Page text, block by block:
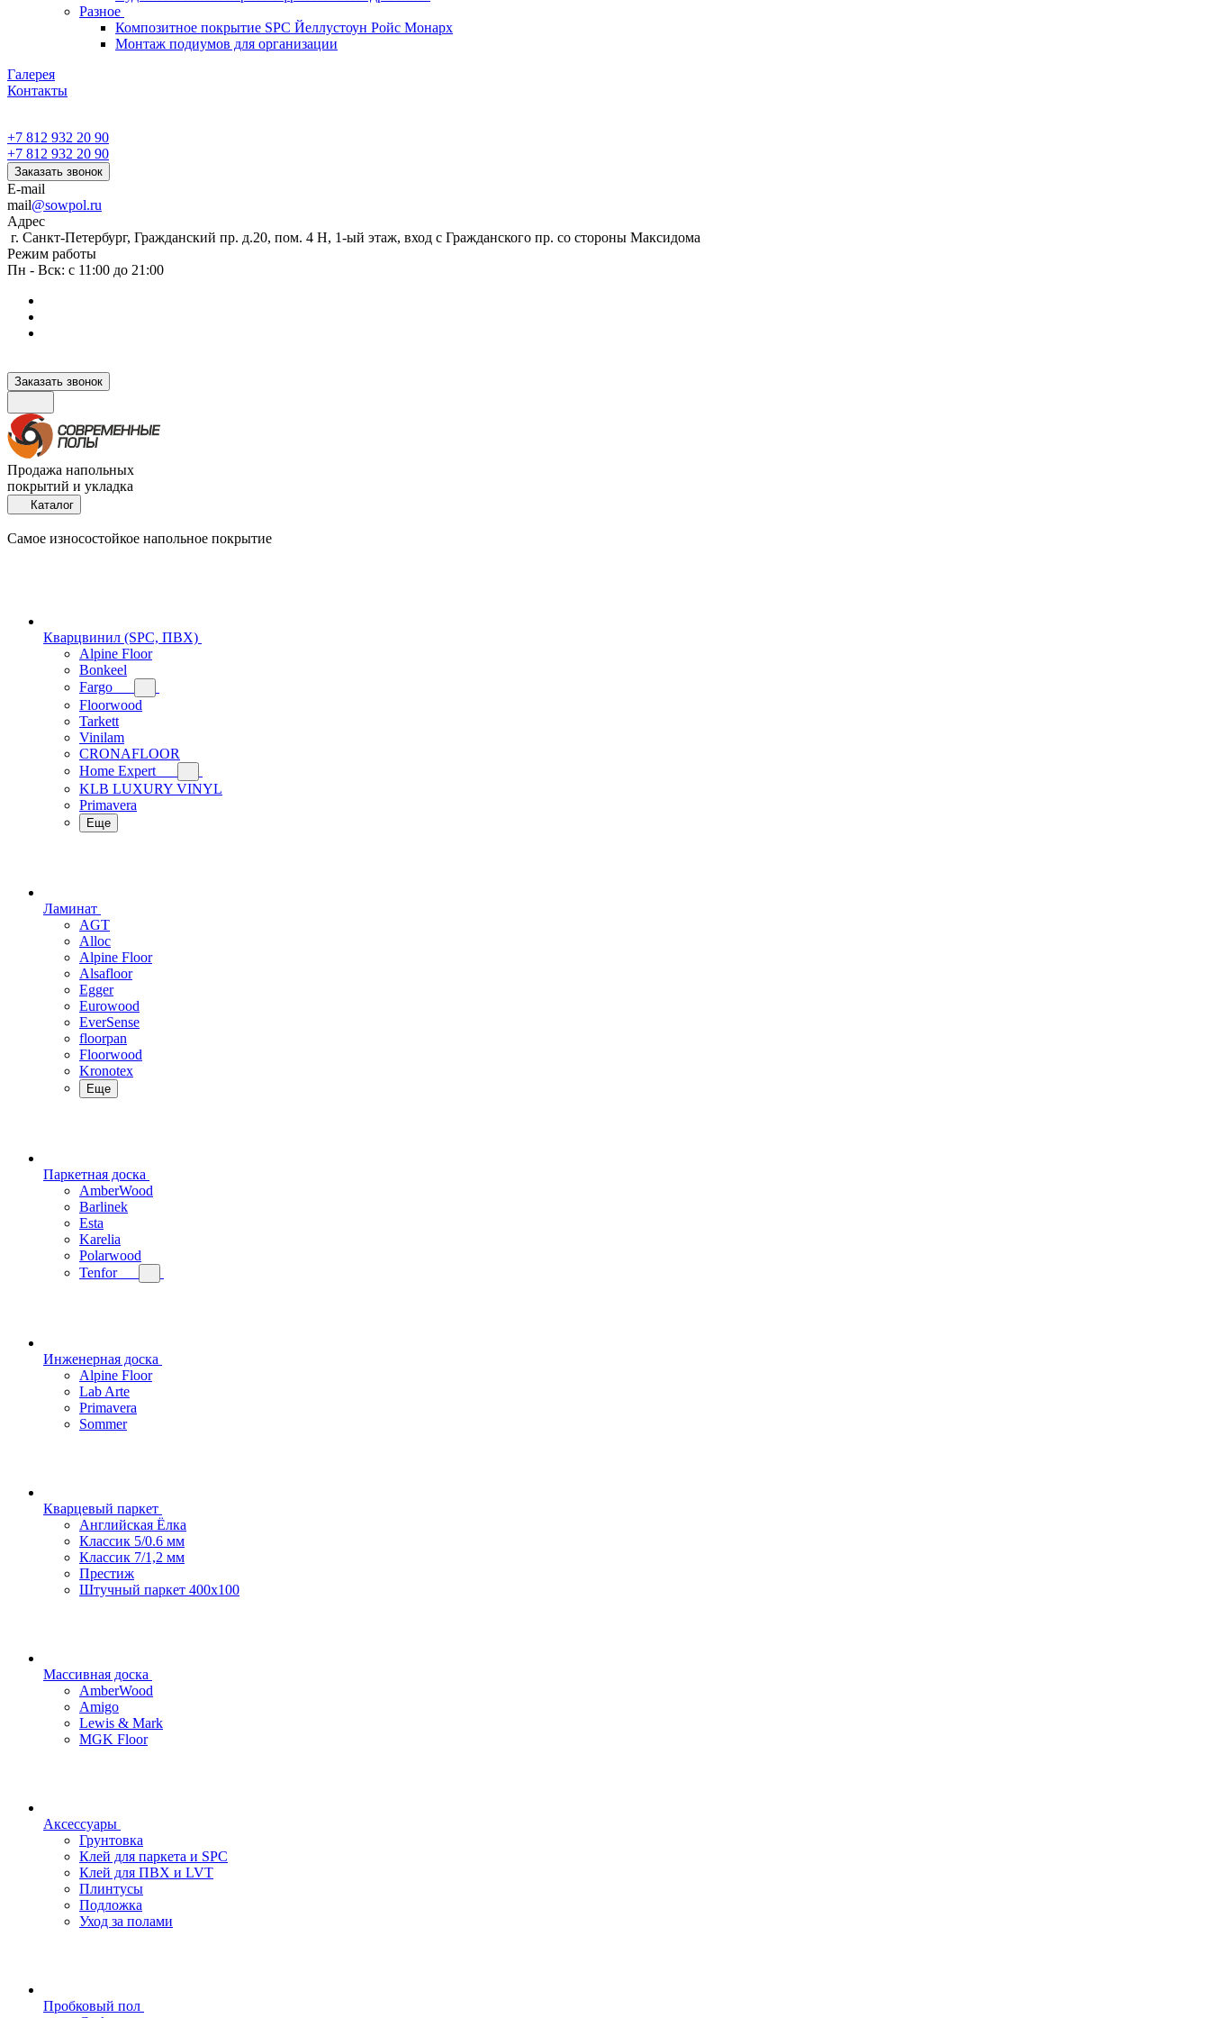
Разное
Композитное покрытие SPC Йеллустоун Ройс Монарх
Монтаж подиумов для организации
Галерея
Контакты
+7 812 932 20 90
+7 812 932 20 90
Заказать звонок
E-mail
mail@sowpol.ru
Адрес
г. Санкт-Петербург, Гражданский пр. д.20, пом. 4 Н, 1-ый этаж, вход с Гражданского пр. со стороны Максидома
Режим работы
Пн - Вск: с 11:00 до 21:00
Заказать звонок
Продажа напольных
покрытий и укладка
Каталог
Самое износостойкое напольное покрытие
Кварцвинил (SPC, ПВХ)
Alpine Floor
Bonkeel
Fargo
Floorwood
Tarkett
Vinilam
CRONAFLOOR
Home Expert
KLB LUXURY VINYL
Primavera
Еще
Ламинат
AGT
Alloc
Alpine Floor
Alsafloor
Egger
Eurowood
EverSense
floorpan
Floorwood
Kronotex
Еще
Паркетная доска
AmberWood
Barlinek
Esta
Karelia
Polarwood
Tenfor
Инженерная доска
Alpine Floor
Lab Arte
Primavera
Sommer
Кварцевый паркет
Английская Ёлка
Классик 5/0.6 мм
Классик 7/1,2 мм
Престиж
Штучный паркет 400x100
Массивная доска
AmberWood
Amigo
Lewis & Mark
MGK Floor
Аксессуары
Грунтовка
Клей для паркета и SPC
Клей для ПВХ и LVT
Плинтусы
Подложка
Уход за полами
Пробковый пол